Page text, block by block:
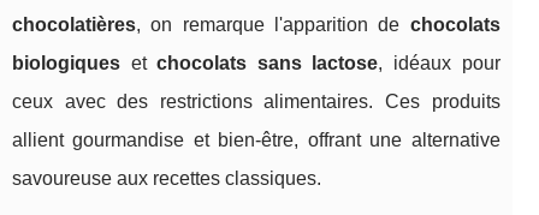
chocolatières, on remarque l'apparition de chocolats
biologiques etchocolats sans lactose, idéaux pour
ceux avec des restrictions alimentaires. Ces produits
allient gourmandise et bien-être, offrant une alternative
savoureuse aux recettes classiques.